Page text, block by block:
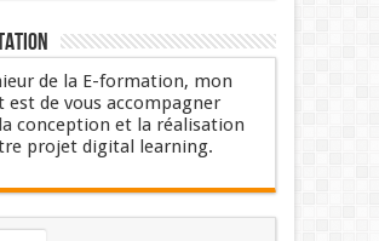
de la E-formation, mon
est de vous accompagner
conception et la réalisation
projet digital learning.